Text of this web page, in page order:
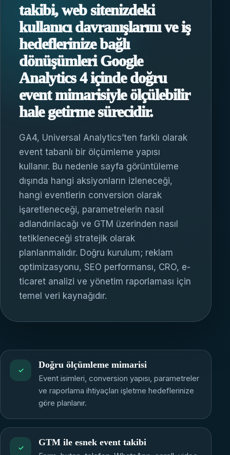
takibi, web sitenizdeki
kullanıcı davranışlarını ve iş
hedeflerinize bağlı
dönüşümleri Google
Analytics 4 içinde doğru
event mimarisiyle ölçülebilir
hale getirme sürecidir.
GA4, Universal Analytics’ten farklı olarak
event tabanlı bir ölçümleme yapısı
kullanır. Bu nedenle sayfa görüntüleme
dışında hangi aksiyonların izleneceği,
hangi eventlerin conversion olarak
işaretleneceği, parametrelerin nasıl
adlandırılacağı ve GTM üzerinden nasıl
tetikleneceği stratejik olarak
planlanmalıdır. Doğru kurulum; reklam
optimizasyonu, SEO performansı, CRO, e-
ticaret analizi ve yönetim raporlaması için
temel veri kaynağıdır.
✓
Doğru ölçümleme mimarisi
Event isimleri, conversion yapısı, parametreler
ve raporlama ihtiyaçları işletme hedeflerinize
göre planlanır.
✓
GTM ile esnek event takibi